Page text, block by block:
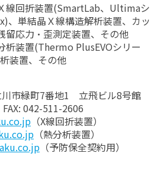
線回折装置(SmartLab、Ultimaシ
、単結晶Ｘ線構造解析装置、カッ
留応力・歪測定装置、その他
析装置(Thermo PlusEVOシリー
装置、その他
川市緑町7番地1 立飛ビル8号館
042-511-2606
（X線回折装置）
（熱分析装置）
（予防保全契約用）